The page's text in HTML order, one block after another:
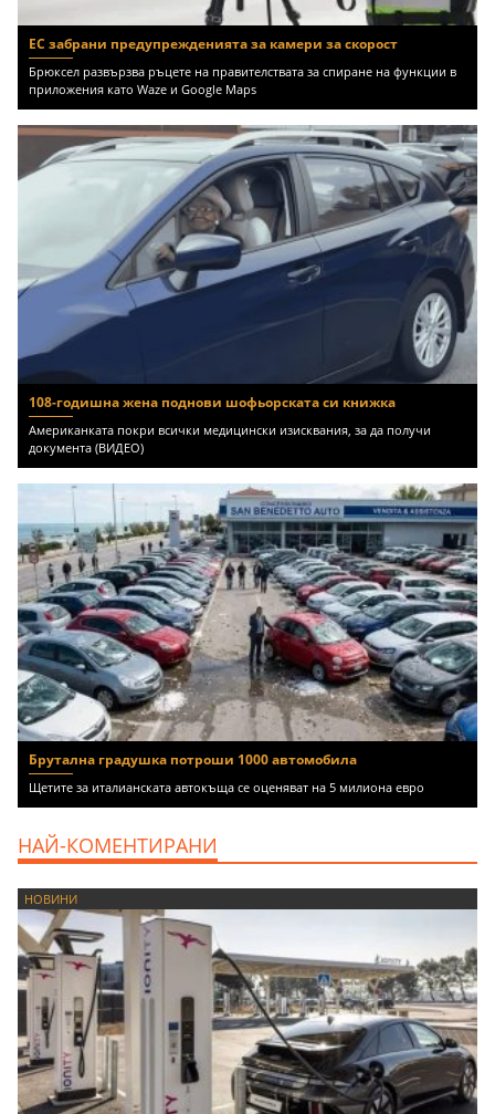
ЕС забрани предупрежденията за камери за скорост
Брюксел развързва ръцете на правителствата за спиране на функции в
приложения като Waze и Google Maps
108-годишна жена поднови шофьорската си книжка
Американката покри всички медицински изисквания, за да получи
документа (ВИДЕО)
Брутална градушка потроши 1000 автомобила
Щетите за италианската автокъща се оценяват на 5 милиона евро
НАЙ-КОМЕНТИРАНИ
НОВИНИ